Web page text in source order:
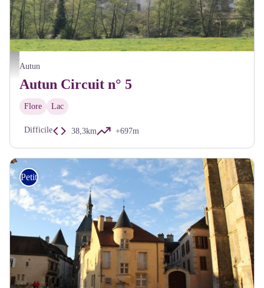
A Millot Pnr Morvan
Autun
Autun Circuit n° 5
Flore Lac
Difficile 38,3km +697m
Petite Randonnée